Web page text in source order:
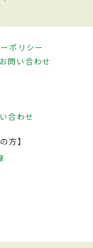
ポリシー
お問い合わせ
合わせ
方】